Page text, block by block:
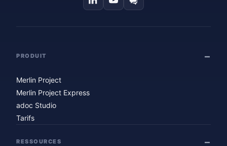
PRODUIT
Merlin Project
Merlin Project Express
adoc Studio
Tarifs
RESSOURCES